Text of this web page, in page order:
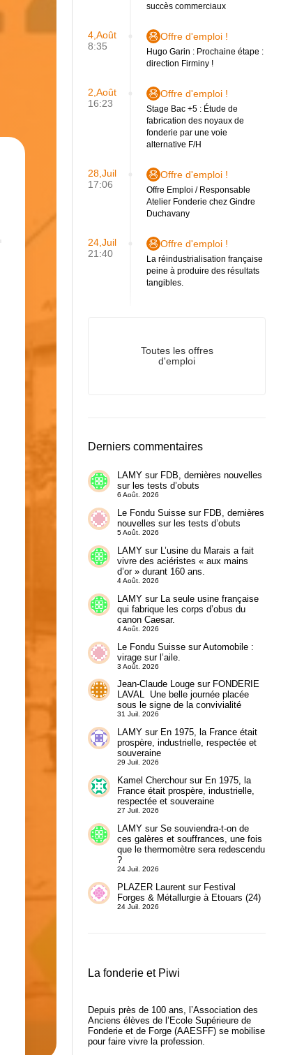
succès commerciaux
4,Août
8:35
Offre d'emploi !
Hugo Garin : Prochaine étape :
direction Firminy !
2,Août
16:23
Offre d'emploi !
Stage Bac +5 : Étude de
fabrication des noyaux de
fonderie par une voie
alternative F/H
28,Juil
17:06
Offre d'emploi !
Offre Emploi / Responsable
Atelier Fonderie chez Gindre
Duchavany
24,Juil
21:40
Offre d'emploi !
La réindustrialisation française
peine à produire des résultats
tangibles.
Toutes les offres
d'emploi
Derniers commentaires
LAMYsur FDB, dernières nouvelles
sur les tests d’obuts
6 Août. 2026
Le Fondu Suissesur FDB, dernières
nouvelles sur les tests d’obuts
5 Août. 2026
LAMYsur L’usine du Marais a fait
vivre des aciéristes « aux mains
d’or » durant 160 ans.
4 Août. 2026
LAMYsur
La seule usine française
qui fabrique les corps d’obus du
canon Caesar.
4 Août. 2026
Le Fondu SuissesurAutomobile :
virage sur l’aile.
3 Août. 2026
Jean-Claude Lougesur FONDERIE
LAVAL Une belle journée placée
sous le signe de la convivialité
31 Juil. 2026
LAMYsur En 1975, la France était
prospère, industrielle, respectée et
souveraine
29 Juil. 2026
Kamel Cherchoursur En 1975, la
France était prospère, industrielle,
respectée et souveraine
27 Juil. 2026
LAMYsur Se souviendra-t-on de
ces galères et souffrances, une fois
que le thermomètre sera redescendu
?
24 Juil. 2026
PLAZER Laurentsur Festival
Forges & Métallurgie à Etouars (24)
24 Juil. 2026
La fonderie et Piwi
Depuis près de 100 ans, l’Association des
Anciens élèves de l’Ecole Supérieure de
Fonderie et de Forge (AAESFF) se mobilise
pour faire vivre la profession.